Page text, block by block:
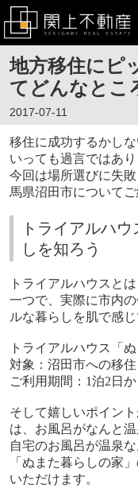
地方移住にピ
てどんなとこ
2017-07-11
移住に成功するかし
いっても過言ではあり
今回は場所選びに失
馬県沼田市についてご
トライアルハ
しを知ろう
トライアルハウスと
一つで、実際に市内
ルな暮らしを肌で感
トライアルハウス「
対象：沼田市への移
ご利用期間： 1泊2 日
そして嬉しいポイン
は、お風呂がなんと温
自宅のお風呂が温泉
「ぬまた暮らしの家
いただけます。